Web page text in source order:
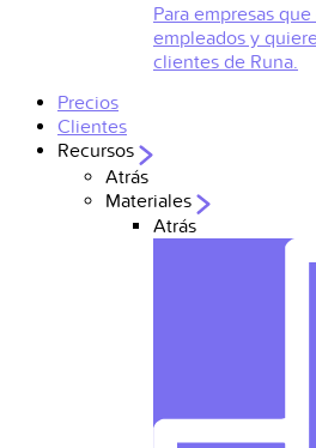
Para empresas
empleados y
clientes de Runa.
Precios
Clientes
Recursos
Atrás
Materiales
Atrás